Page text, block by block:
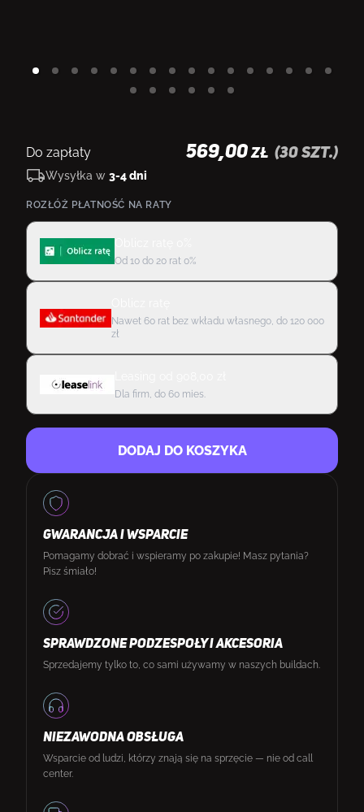
Do zapłaty 569,00 ZŁ (30 szt.)
Wysyłka w 3-4 dni
ROZŁÓŻ PŁATNOŚĆ NA RATY
Od 10 do 20 rat 0%
Nawet 60 rat bez wkładu własnego, do 120 000
zł
Dla firm, do 60 mies.
DODAJ DO KOSZYKA
GWARANCJA I WSPARCIE
Pomagamy dobrać i wspieramy po zakupie! Masz pytania?
Pisz śmiało!
SPRAWDZONE PODZESPOŁY I AKCESORIA
Sprzedajemy tylko to, co sami używamy w naszych buildach.
NIEZAWODNA OBSŁUGA
Wsparcie od ludzi, którzy znają się na sprzęcie — nie od call
center.